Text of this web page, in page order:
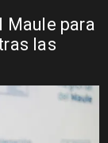
para
las